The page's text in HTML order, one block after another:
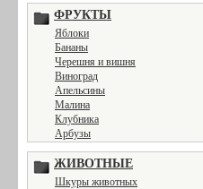
ФРУКТЫ
Яблоки
Бананы
Черешня и вишня
Виноград
Апельсины
Малина
Клубника
Арбузы
ЖИВОТНЫЕ
Шкуры животных